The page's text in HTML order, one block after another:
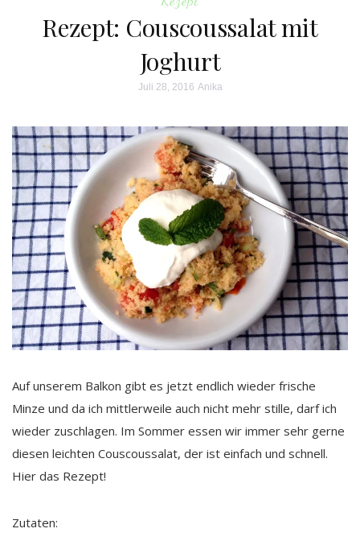
Rezept: Couscoussalat mit
Joghurt
Juli 28, 2016 Anika
Auf unserem Balkon gibt es jetzt endlich wieder frische
Minze und da ich mittlerweile auch nicht mehr stille, darf ich
wieder zuschlagen. Im Sommer essen wir immer sehr gerne
diesen leichten Couscoussalat, der ist einfach und schnell.
Hier das Rezept!
Zutaten: